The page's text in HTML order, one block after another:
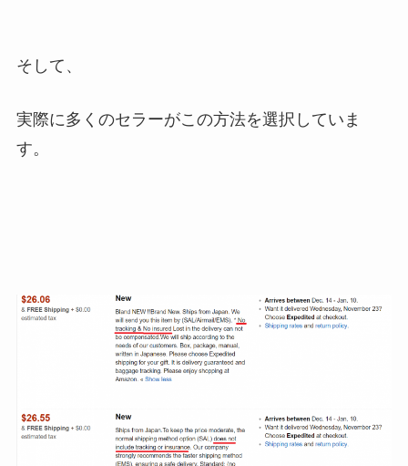
そして、
実際に多くのセラーがこの方法を選択していま
す。